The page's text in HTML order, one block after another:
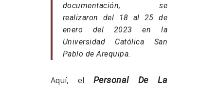
documentación, se
realizaron del 18 al 25 de
enero del 2023 en la
Universidad Católica San
Pablo de Arequipa.
Aquí, el Personal De La